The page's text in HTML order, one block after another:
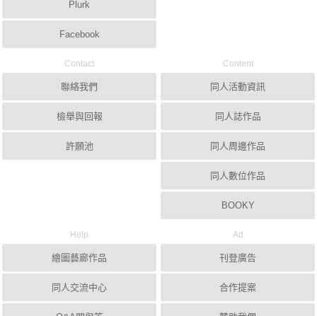
Plurk
Facebook
Contact
聯絡我們
檢舉與回報
許願池
Content
同人活動資訊
同人誌作品
同人周邊作品
同人數位作品
BOOKY
Help
繪圖藝廊作品
同人交流中心
Ad
刊登廣告
合作提案